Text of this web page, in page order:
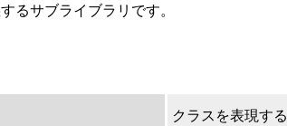
るサブライブラリです。
クラスを表現す